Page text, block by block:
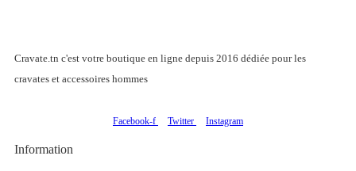
Cravate.tn c'est votre boutique en ligne depuis 2016 dédiée pour les
cravates et accessoires hommes
Facebook-f Twitter Instagram
Information